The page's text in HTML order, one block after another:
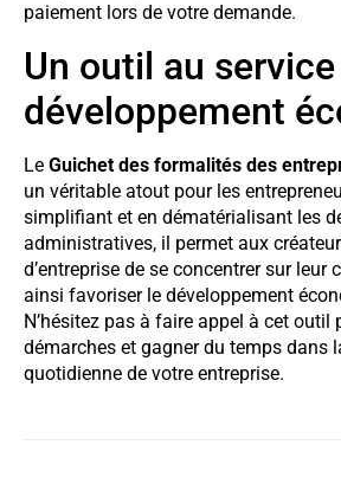
paiement lors de votre demande.
Un outil au
développement
Le Guichet des formalités des
un véritable atout pour les
simplifiant et en dématérialisant les
administratives, il permet aux
d’entreprise de se concentrer sur
ainsi favoriser le développement
N’hésitez pas à faire appel à cet
démarches et gagner du temps dans
quotidienne de votre entreprise.